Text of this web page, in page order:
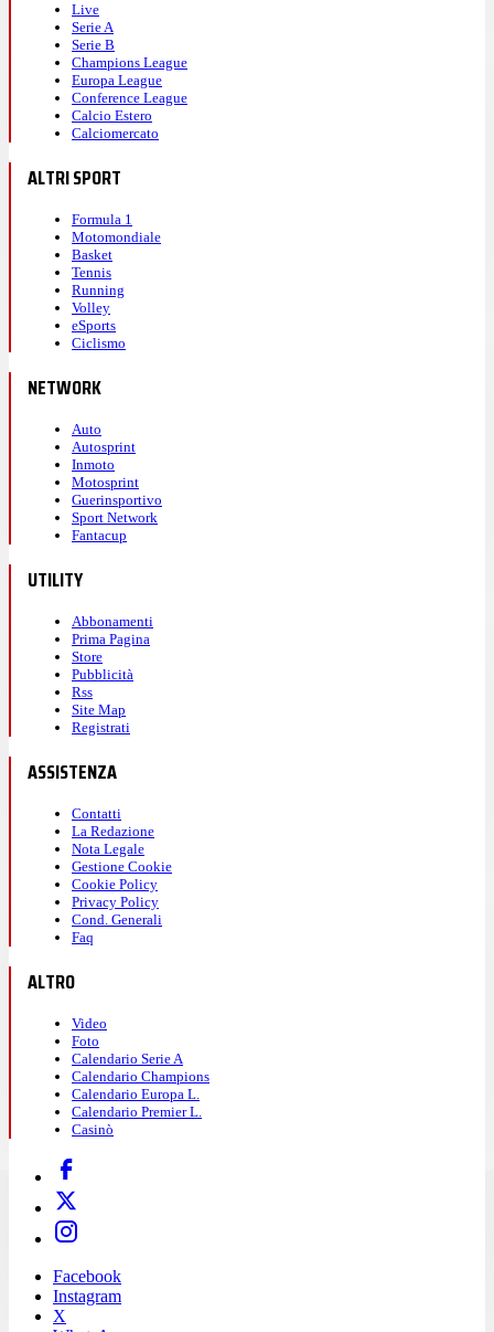
Live
Serie A
Serie B
Champions League
Europa League
Conference League
Calcio Estero
Calciomercato
ALTRI SPORT
Formula 1
Motomondiale
Basket
Tennis
Running
Volley
eSports
Ciclismo
NETWORK
Auto
Autosprint
Inmoto
Motosprint
Guerinsportivo
Sport Network
Fantacup
UTILITY
Abbonamenti
Prima Pagina
Store
Pubblicità
Rss
Site Map
Registrati
ASSISTENZA
Contatti
La Redazione
Nota Legale
Gestione Cookie
Cookie Policy
Privacy Policy
Cond. Generali
Faq
ALTRO
Video
Foto
Calendario Serie A
Calendario Champions
Calendario Europa L.
Calendario Premier L.
Casinò
Facebook
Instagram
X